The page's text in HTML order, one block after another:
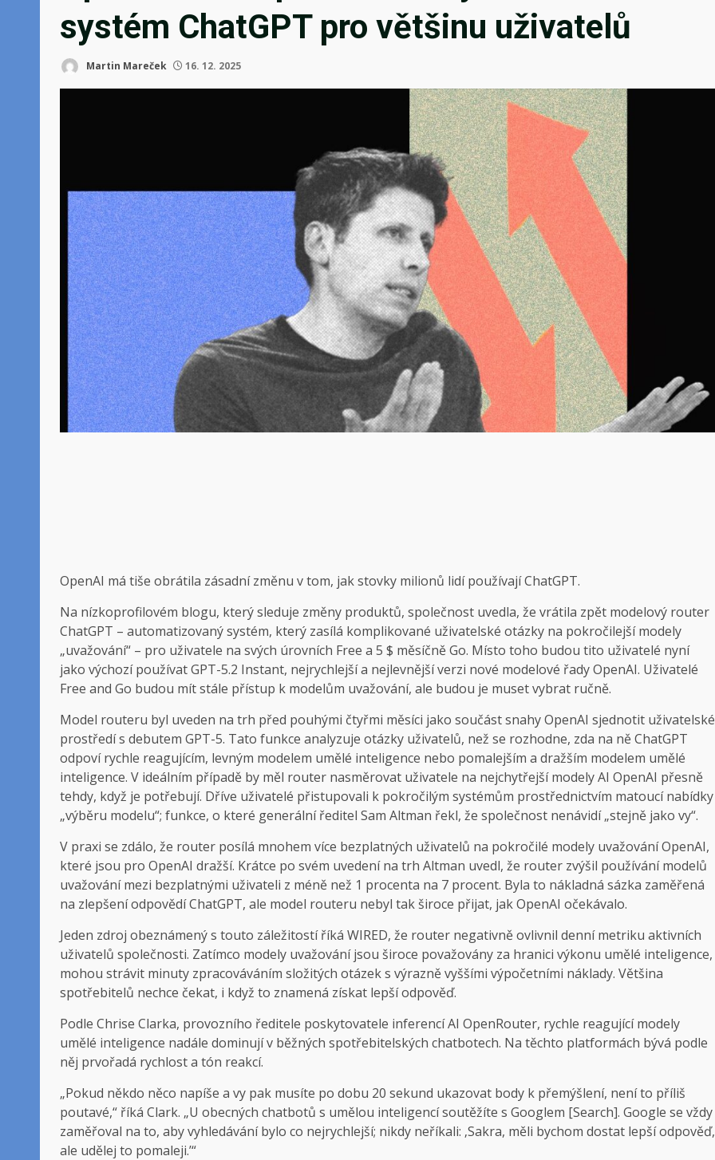
systém ChatGPT pro většinu uživatelů
Martin Mareček 16. 12. 2025
OpenAI má tiše obrátila zásadní změnu v tom, jak stovky milionů lidí používají ChatGPT.
Na nízkoprofilovém blogu, který sleduje změny produktů, společnost uvedla, že vrátila zpět modelový router
ChatGPT – automatizovaný systém, který zasílá komplikované uživatelské otázky na pokročilejší modely
„uvažování“ – pro uživatele na svých úrovních Free a 5 $ měsíčně Go. Místo toho budou tito uživatelé nyní
jako výchozí používat GPT-5.2 Instant, nejrychlejší a nejlevnější verzi nové modelové řady OpenAI. Uživatelé
Free and Go budou mít stále přístup k modelům uvažování, ale budou je muset vybrat ručně.
Model routeru byl uveden na trh před pouhými čtyřmi měsíci jako součást snahy OpenAI sjednotit uživatelské
prostředí s debutem GPT-5. Tato funkce analyzuje otázky uživatelů, než se rozhodne, zda na ně ChatGPT
odpoví rychle reagujícím, levným modelem umělé inteligence nebo pomalejším a dražším modelem umělé
inteligence. V ideálním případě by měl router nasměrovat uživatele na nejchytřejší modely AI OpenAI přesně
tehdy, když je potřebují. Dříve uživatelé přistupovali k pokročilým systémům prostřednictvím matoucí nabídky
„výběru modelu“; funkce, o které generální ředitel Sam Altman řekl, že společnost nenávidí „stejně jako vy“.
V praxi se zdálo, že router posílá mnohem více bezplatných uživatelů na pokročilé modely uvažování OpenAI,
které jsou pro OpenAI dražší. Krátce po svém uvedení na trh Altman uvedl, že router zvýšil používání modelů
uvažování mezi bezplatnými uživateli z méně než 1 procenta na 7 procent. Byla to nákladná sázka zaměřená
na zlepšení odpovědí ChatGPT, ale model routeru nebyl tak široce přijat, jak OpenAI očekávalo.
Jeden zdroj obeznámený s touto záležitostí říká WIRED, že router negativně ovlivnil denní metriku aktivních
uživatelů společnosti. Zatímco modely uvažování jsou široce považovány za hranici výkonu umělé inteligence,
mohou strávit minuty zpracováváním složitých otázek s výrazně vyššími výpočetními náklady. Většina
spotřebitelů nechce čekat, i když to znamená získat lepší odpověď.
Podle Chrise Clarka, provozního ředitele poskytovatele inferencí AI OpenRouter, rychle reagující modely
umělé inteligence nadále dominují v běžných spotřebitelských chatbotech. Na těchto platformách bývá podle
něj prvořadá rychlost a tón reakcí.
„Pokud někdo něco napíše a vy pak musíte po dobu 20 sekund ukazovat body k přemýšlení, není to příliš
poutavé,“ říká Clark. „U obecných chatbotů s umělou inteligencí soutěžíte s Googlem [Search]. Google se vždy
zaměřoval na to, aby vyhledávání bylo co nejrychlejší; nikdy neříkali: ‚Sakra, měli bychom dostat lepší odpověď,
ale udělej to pomaleji.’“